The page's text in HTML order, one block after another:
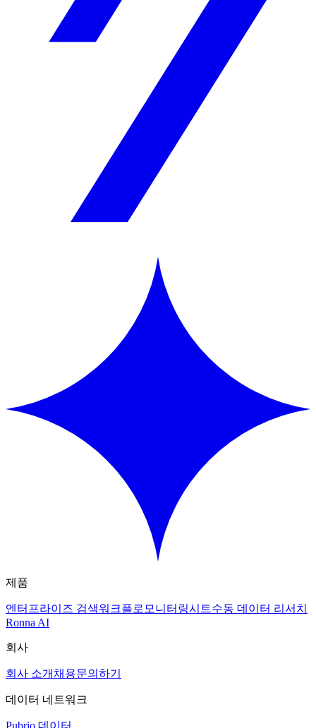
제품
엔터프라이즈 검색워크플로 모니터링시트수동 데이터 리서치
Ronna AI
회사
회사 소개 채용문의하기
데이터 네트워크
Pubrio 데이터